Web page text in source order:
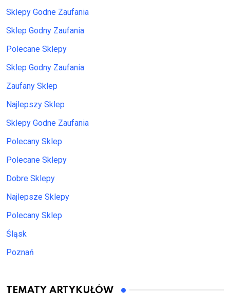
Sklepy Godne Zaufania
Sklep Godny Zaufania
Polecane Sklepy
Sklep Godny Zaufania
Zaufany Sklep
Najlepszy Sklep
Sklepy Godne Zaufania
Polecany Sklep
Polecane Sklepy
Dobre Sklepy
Najlepsze Sklepy
Polecany Sklep
Śląsk
Poznań
TEMATY ARTYKUŁÓW